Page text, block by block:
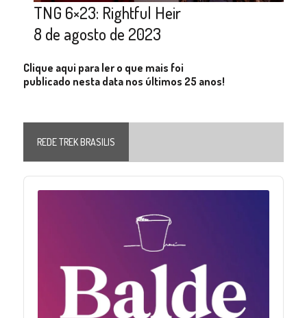
TNG 6×23: Rightful Heir
8 de agosto de 2023
Clique aqui para ler o que mais foi
publicado nesta data nos últimos 25 anos!
REDE TREK BRASILIS
Audio
Player